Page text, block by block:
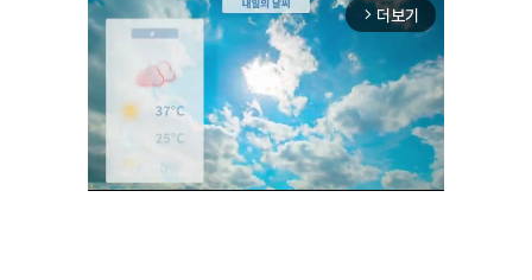
arrow_forward_ios 더보기